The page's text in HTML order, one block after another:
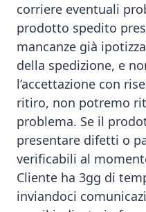
corriere eventuali
prodotto spedito
mancanze già
della spedizione, e
l’accettazione con
ritiro, non potremo
problema. Se il
presentare difetti o
verificabili al
Cliente ha 3gg di
inviandoci